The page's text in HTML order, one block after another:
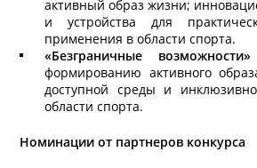
активный образ жизни;
и устройства для
применения в области спорта.
«Безграничные возможности»
формированию активного
доступной среды и
области спорта.
Номинации от партнеров конкурса